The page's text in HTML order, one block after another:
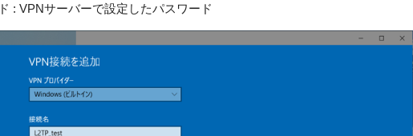
: VPNサーバーで設定したパスワード